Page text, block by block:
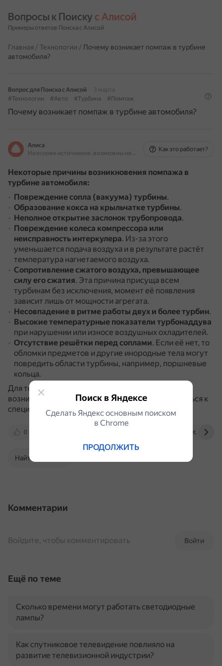
Вопросы к Поиску с Алисой
Примеры ответов Поиска с Алисой
Главная / Технологии / Почему возникает помпаж в турбине
автомобиля?
Вопрос для Поиска с Алисой
3 марта
#Технологии
#Авто #Турбина #Помпаж
Почему возникает помпаж в турбине автомобиля?
Алиса
На основе источников, возможны неточности
Как это работает?
Некоторые причины возникновения помпажа в
турбине автомобиля:
Повреждение сопла (вакуума) турбины.
Образование кокса на крыльчатке турбины.
Неполное открытие заслонок трубопровода.
Повреждение колеса компрессора или
неисправность интеркулера. Из-за этого
уменьшается подача воздуха и в результате растёт
температура нагнетаемого воздуха.
Сопротивление сжатого воздуха, превышающее
силу его сжатия. Эта причина присуща всем
турбинам без исключения, момент её появления
зависит лишь от мощности агрегата.
Несовпадение в ритме работы двух и более турбин.
Высокие температурные показатели турбонаддува
при нарушении или износе воздушных охладителей.
Отсутствие решётки перед соплами. Если её нет, то
обломки предметов и другие инородные тела могут
повредить области турбины, например, поршневые
кольца.
Для точной диагностики и устранения причин
возникновения помпажа рекомендуется обратиться к
специалисту.
0 otvet.mail.ru
Найти в Поиске
Комментарии
Войти
Войдите, чтобы комментировать
Ещё по теме
Сколько времени могут работать светодиодные
лампы?
Как спутниковое телевидение повлияло на
развитие телевизионной индустрии?
Поиск в Яндексе
Сделать Яндекс основным поиском
в Сhrome
ПРОДОЛЖИТЬ